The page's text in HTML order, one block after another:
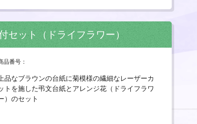
セット（ドライフラワー）
品番号：
上品なブラウンの台紙に菊模様の繊細なレーザーカ
トを施した弔文台紙とアレンジ花（ドライフラワ
）のセット